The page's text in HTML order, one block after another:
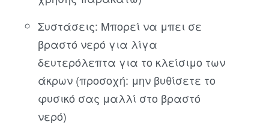
Συστάσεις: Μπορεί να μπει σε
βραστό νερό για λίγα
δευτερόλεπτα για το κλείσιμο των
άκρων (προσοχή: μην βυθίσετε το
φυσικό σας μαλλί στο βραστό
νερό)